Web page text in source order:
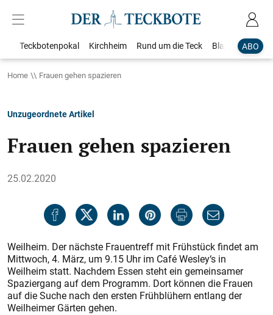
ABO
Teckbotenpokal Kirchheim Rund um die Teck Blaulicht
Home Frauen gehen spazieren
Unzugeordnete Artikel
Frauen gehen spazieren
25.02.2020
Weilheim. Der nächste Frauentreff mit Frühstück findet am
Mittwoch, 4. März, um 9.15 Uhr im Café Wesley‘s in
Weilheim statt. Nachdem Essen steht ein gemeinsamer
Spaziergang auf dem Programm. Dort können die Frauen
auf die Suche nach den ersten Frühblühern entlang der
Weilheimer Gärten gehen.